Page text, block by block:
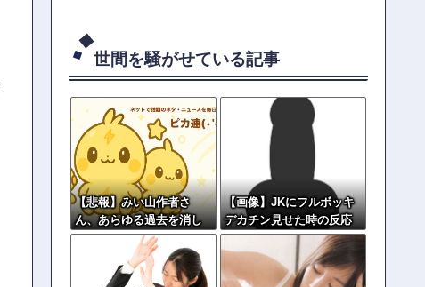
世間を騒がせている記事
【悲報】みい山作者さ
ん、あらゆる過去を消し
まくる
【画像】JKにフルボッキ
デカチン見せた時の反応
集がこちらww